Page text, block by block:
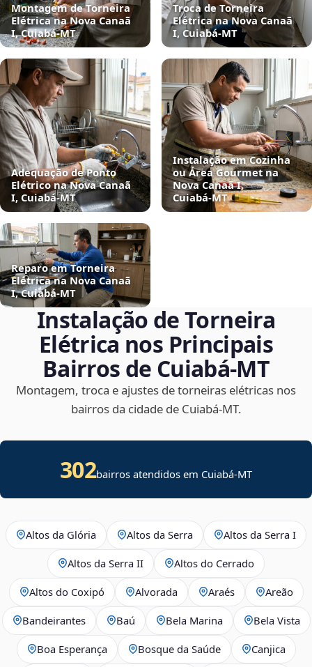
Montagem de Torneira
Elétrica na Nova Canaã
I, Cuiabá‑MT
Troca de Torneira
Elétrica na Nova Canaã
I, Cuiabá‑MT
Adequação de Ponto
Elétrico na Nova Canaã
I, Cuiabá‑MT
Instalação em Cozinha
ou Área Gourmet na
Nova Canaã I,
Cuiabá‑MT
Reparo em Torneira
Elétrica na Nova Canaã
I, Cuiabá‑MT
Instalação de Torneira
Elétrica nos Principais
Bairros de Cuiabá‑MT
Montagem, troca e ajustes de torneiras elétricas nos
bairros da cidade de Cuiabá‑MT.
302bairros atendidos em Cuiabá-MT
Altos da Glória Altos da Serra Altos da Serra I
Altos da Serra II Altos do Cerrado
Altos do Coxipó Alvorada Araés Areão
Bandeirantes Baú Bela Marina Bela Vista
Boa Esperança Bosque da Saúde Canjica